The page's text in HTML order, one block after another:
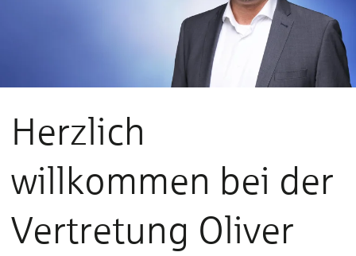
Herzlich
willkommen bei der
Vertretung Oliver